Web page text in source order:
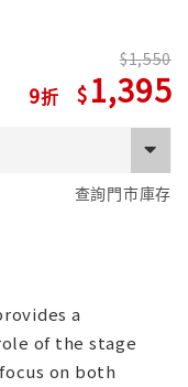
9
1,550
1,395
查詢門市庫存
a
of the stage
on both